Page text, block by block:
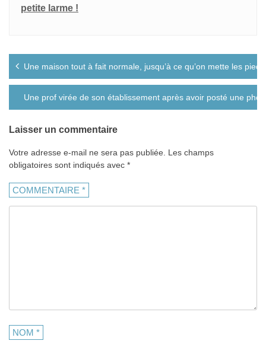
petite larme !
Navigation
l’article
Une maison tout à fait normale, jusqu’à ce qu’on mette les
Une prof virée de son établissement après avoir posté une
Laisser un commentaire
Votre adresse e-mail ne sera pas publiée.
Les champs
obligatoires sont indiqués avec *
COMMENTAIRE *
NOM *